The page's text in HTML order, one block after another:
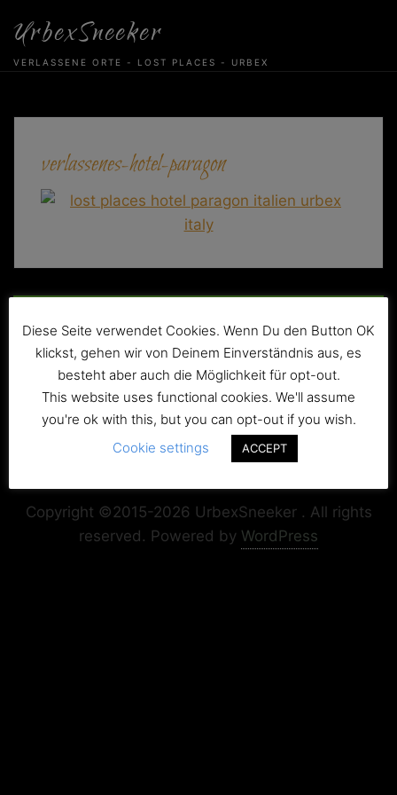
content
UrbexSneeker
VERLASSENE ORTE - LOST PLACES - URBEX
verlassenes-hotel-paragon
Copyright ©2015-2026 UrbexSneeker . All rights
reserved. Powered by WordPress
Diese Seite verwendet Cookies. Wenn Du den Button OK
klickst, gehen wir von Deinem Einverständnis aus, es
besteht aber auch die Möglichkeit für opt-out.
This website uses functional cookies. We'll assume
you're ok with this, but you can opt-out if you wish.
Cookie settings
ACCEPT